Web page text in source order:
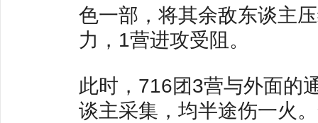
色一部，将其余敌东谈主
力，1营进攻受阻。
此时，716团3营与外面的
谈主采集，均半途伤一火